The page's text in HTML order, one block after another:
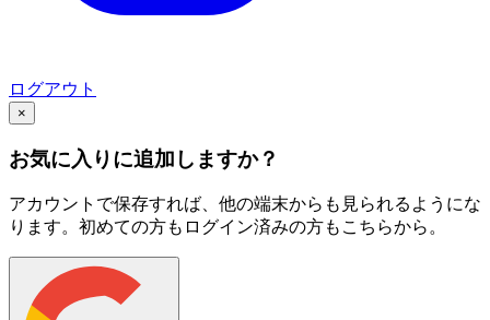
ログアウト
×
お気に入りに追加しますか？
アカウントで保存すれば、他の端末からも見られるようにな
ります。初めての方もログイン済みの方もこちらから。